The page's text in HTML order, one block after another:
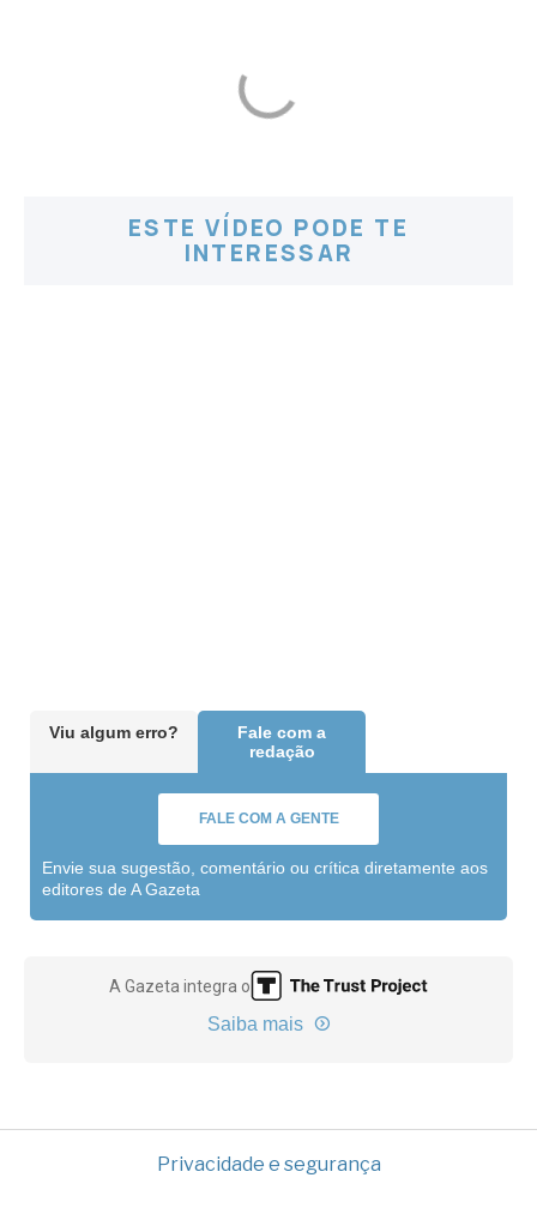
ESTE VÍDEO PODE TE
INTERESSAR
Viu algum erro?
Fale com a
redação
FALE COM A GENTE
Envie sua sugestão, comentário ou crítica diretamente aos
editores de A Gazeta
A Gazeta integra o
Saiba mais
Privacidade e segurança